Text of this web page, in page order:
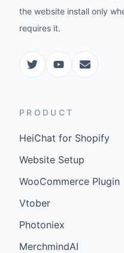
the website install only
requires it.
PRODUCT
HeiChat for Shopify
Website Setup
WooCommerce Plugin
Vtober
Photoniex
MerchmindAI